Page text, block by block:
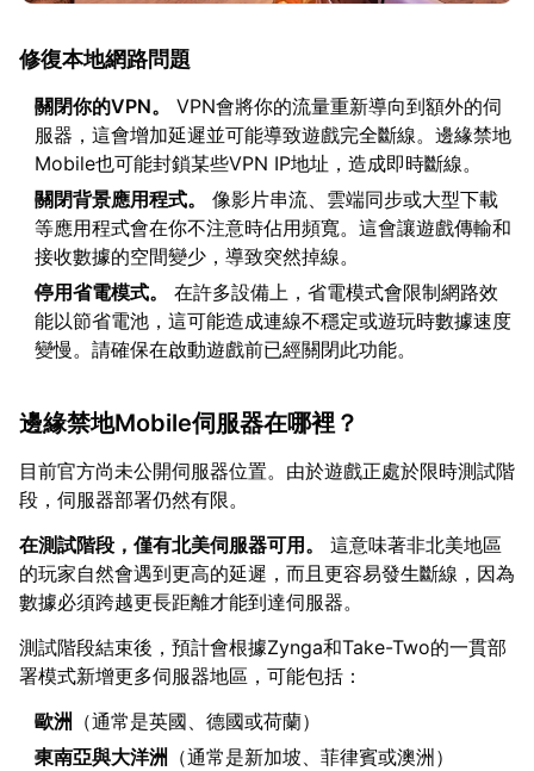
修復本地網路問題
關閉你的VPN。
VPN會將你的流量重新導向到額外的伺
服器，這會增加延遲並可能導致遊戲完全斷線。邊緣禁地
Mobile也可能封鎖某些VPN IP地址，造成即時斷線。
關閉背景應用程式。
像影片串流、雲端同步或大型下載
等應用程式會在你不注意時佔用頻寬。這會讓遊戲傳輸和
接收數據的空間變少，導致突然掉線。
停用省電模式。
在許多設備上，省電模式會限制網路效
能以節省電池，這可能造成連線不穩定或遊玩時數據速度
變慢。請確保在啟動遊戲前已經關閉此功能。
邊緣禁地Mobile伺服器在哪裡？
目前官方尚未公開伺服器位置。由於遊戲正處於限時測試階
段，伺服器部署仍然有限。
在測試階段，僅有北美伺服器可用。
這意味著非北美地區
的玩家自然會遇到更高的延遲，而且更容易發生斷線，因為
數據必須跨越更長距離才能到達伺服器。
測試階段結束後，預計會根據Zynga和Take-Two的一貫部
署模式新增更多伺服器地區，可能包括：
歐洲 （通常是英國、德國或荷蘭）
東南亞與大洋洲 （通常是新加坡、菲律賓或澳洲）